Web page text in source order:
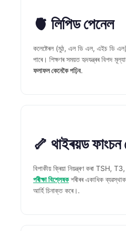
🫀 লিপিড পেনেল
কলেষ্টেৰল (মুঠ, এল ডি এল, এইচ ডি
পাৰে। শিক্ষণৰ সময়ত হৃদযন্ত্ৰৰ বিপদ
ফলাফল কেনেকৈ পঢ়িব.
🦴 থাইৰয়ড ফাংচন
বিপাকীয় ক্ৰিয়া নিয়ন্ত্ৰণ কৰা TSH, T3,
পৰীক্ষা বিশ্লেষকশৰীৰৰ একাধিক
আৰ্হি চিনাক্ত কৰে।.
العربية المغربية
Afrikaans
Монгол
ພາສາລາວ
Кыргызча
Татар теле
Esperanto